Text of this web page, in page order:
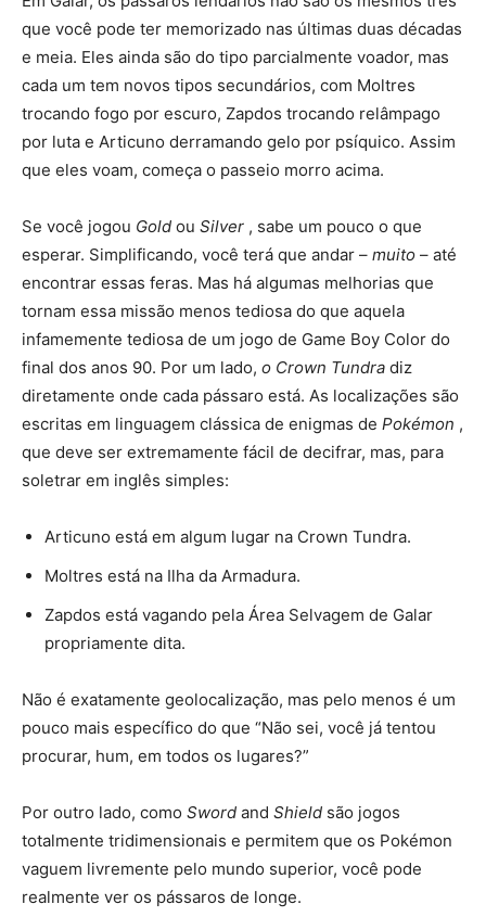
que você pode ter memorizado nas últimas duas décadas
e meia. Eles ainda são do tipo parcialmente voador, mas
cada um tem novos tipos secundários, com Moltres
trocando fogo por escuro, Zapdos trocando relâmpago
por luta e Articuno derramando gelo por psíquico. Assim
que eles voam, começa o passeio morro acima.
Se você jogou Gold ou Silver , sabe um pouco o que
esperar. Simplificando, você terá que andar – muito – até
encontrar essas feras. Mas há algumas melhorias que
tornam essa missão menos tediosa do que aquela
infamemente tediosa de um jogo de Game Boy Color do
final dos anos 90. Por um lado, o Crown Tundra diz
diretamente onde cada pássaro está. As localizações são
escritas em linguagem clássica de enigmas de Pokémon ,
que deve ser extremamente fácil de decifrar, mas, para
soletrar em inglês simples:
Articuno está em algum lugar na Crown Tundra.
Moltres está na Ilha da Armadura.
Zapdos está vagando pela Área Selvagem de Galar
propriamente dita.
Não é exatamente geolocalização, mas pelo menos é um
pouco mais específico do que “Não sei, você já tentou
procurar, hum, em todos os lugares?”
Por outro lado, como Sword and Shield são jogos
totalmente tridimensionais e permitem que os Pokémon
vaguem livremente pelo mundo superior, você pode
realmente ver os pássaros de longe.